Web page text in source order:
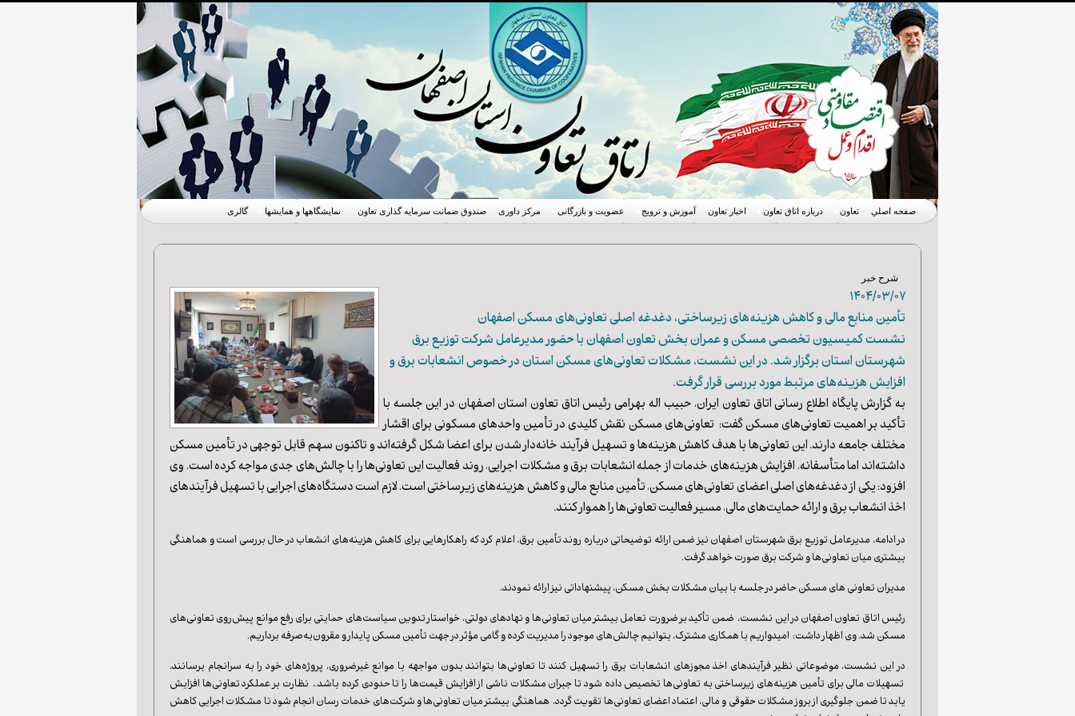
صفحه اصلي تعاون درباره اتاق تعاون اخبار تعاون آموزش و ترویج عضویت و بازرگانی مرکز داوری صندوق ضمانت سرمایه گذاری تعاون نمایشگاهها و همایشها گالری
شرح خبر
۱۴۰۴/۰۳/۰۷
تأمین منابع مالی و کاهش هزینه‌های زیرساختی، دغدغه‌ اصلی تعاونی‌های مسکن اصفهان
نشست کمیسیون تخصصی مسکن و عمران بخش تعاون اصفهان با حضور مدیرعامل شرکت توزیع برق
شهرستان استان برگزار شد. در این نشست، مشکلات تعاونی‌های مسکن استان در خصوص انشعابات برق و
افزایش هزینه‌های مرتبط مورد بررسی قرار گرفت.
به گزارش پایگاه اطلاع رسانی اتاق تعاون ایران، حبیب اله بهرامی رئیس اتاق تعاون استان اصفهان در این جلسه با
تأکید بر اهمیت تعاونی‌های مسکن گفت: تعاونی‌های مسکن نقش کلیدی در تأمین واحدهای مسکونی برای اقشار
مختلف جامعه دارند. این تعاونی‌ها با هدف کاهش هزینه‌ها و تسهیل فرآیند خانه‌دار شدن برای اعضا شکل گرفته‌اند و تاکنون سهم قابل توجهی در تأمین مسکن
داشته‌اند اما متأسفانه، افزایش هزینه‌های خدمات از جمله انشعابات برق و مشکلات اجرایی، روند فعالیت این تعاونی‌ها را با چالش‌های جدی مواجه کرده است. وی
افزود: یکی از دغدغه‌های اصلی اعضای تعاونی‌های مسکن، تأمین منابع مالی و کاهش هزینه‌های زیرساختی است. لازم است دستگاه‌های اجرایی با تسهیل فرآیندهای
اخذ انشعاب برق و ارائه حمایت‌های مالی، مسیر فعالیت تعاونی‌ها را هموار کنند.
در ادامه، مدیرعامل توزیع برق شهرستان اصفهان نیز ضمن ارائه توضیحاتی درباره روند تأمین برق، اعلام کرد که راهکارهایی برای کاهش هزینه‌های انشعاب در حال بررسی است و هماهنگی
بیشتری میان تعاونی‌ها و شرکت برق صورت خواهد گرفت.
مدیران تعاونی های مسکن حاضر در جلسه با بیان مشکلات بخش مسکن، پیشنهاداتی نیز ارائه نمودند.
رئیس اتاق تعاون اصفهان در این نشست، ضمن تأکید بر ضرورت تعامل بیشتر میان تعاونی‌ها و نهادهای دولتی، خواستار تدوین سیاست‌های حمایتی برای رفع موانع پیش‌روی تعاونی‌های
مسکن شد. وی اظهار داشت: امیدواریم با همکاری مشترک، بتوانیم چالش‌های موجود را مدیریت کرده و گامی مؤثر در جهت تأمین مسکن پایدار و مقرون‌به‌صرفه برداریم.
در این نشست، موضوعاتی نظیر فرآیندهای اخذ مجوزهای انشعابات برق را تسهیل کنند تا تعاونی‌ها بتوانند بدون مواجهه با موانع غیرضروری، پروژه‌های خود را به سرانجام برسانند،
تسهیلات مالی برای تأمین هزینه‌های زیرساختی به تعاونی‌ها تخصیص داده شود تا جبران مشکلات ناشی از افزایش قیمت‌ها را تا حدودی کرده باشد.، نظارت بر عملکرد تعاونی‌ها افزایش
یابد تا ضمن جلوگیری از بروز مشکلات حقوقی و مالی، اعتماد اعضای تعاونی‌ها تقویت گردد، هماهنگی بیشتر میان تعاونی‌ها و شرکت‌های خدمات ‌رسان انجام شود تا مشکلات اجرایی کاهش